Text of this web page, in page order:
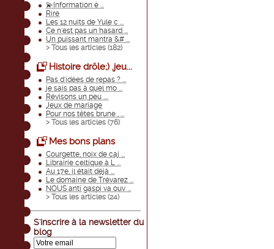
💫Information é ...
Rire
Les 12 nuits de Yule c ...
Ce n'est pas un hasard ...
Un puissant mantra &# ...
> Tous les articles (182)
Histoire drôle;) ,jeu...
Pas d'idées de repas ? ...
je sais pas à quel mo ...
Révisons un peu ....
Jeux de mariage
Pour nos têtes brune , ...
> Tous les articles (76)
Mes bons plans
Courgette, noix de caj ...
Librairie celtique à L ...
Au 17e, il était déjà ...
Le domaine de Trévarez ...
NOUS anti gaspi va ouv ...
> Tous les articles (24)
S'inscrire à la newsletter du
blog